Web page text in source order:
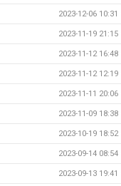
2023-12-06 10:31
2023-11-19 21:15
2023-11-12 16:48
2023-11-12 12:19
2023-11-11 20:06
2023-11-09 18:38
2023-10-19 18:52
2023-09-14 08:54
2023-09-13 19:41